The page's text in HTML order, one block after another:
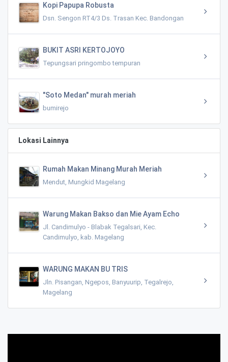
Kopi Papupa Robusta
Dsn. Sengon RT4/3 Ds. Trasan Kec. Bandongan
BUKIT ASRI KERTOJOYO
Tepungsari pringombo tempuran
"Soto Medan" murah meriah
bumirejo
Lokasi Lainnya
Rumah Makan Minang Murah Meriah
Mendut, Mungkid Magelang
Warung Makan Bakso dan Mie Ayam Echo
Jl. Candimulyo - Blabak Tegalsari, Kec.
Candimulyo, kab. Magelang
WARUNG MAKAN BU TRIS
Jln. Pisangan, Ngepos, Banyuurip, Tegalrejo,
Magelang